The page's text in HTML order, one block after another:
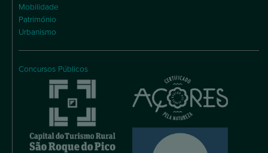
Mobilidade
Património
Urbanismo
Concursos Públicos